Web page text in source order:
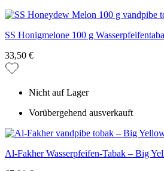
SS Honigmelone 100 g
33,50 €
Nicht auf Lager
Vorübergehend ausverkauft
Al-Fakher Wasserpfeifen-Tabak – Big